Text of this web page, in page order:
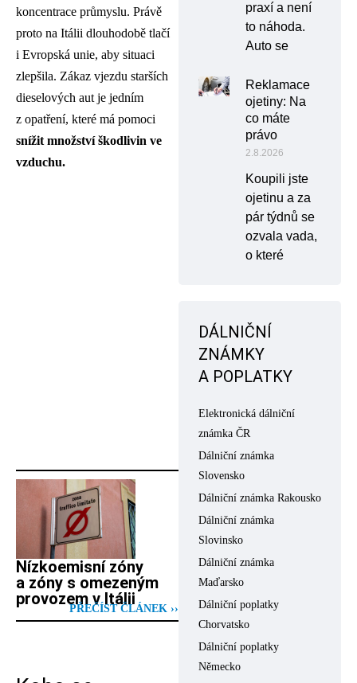
koncentrace průmyslu. Právě
proto na Itálii dlouhodobě tlačí
i Evropská unie, aby situaci
zlepšila. Zákaz vjezdu starších
dieselových aut je jedním
z opatření, které má pomoci
snížit množství škodlivin ve
vzduchu.
Nízkoemisní zóny
a zóny s omezeným
provozem v Itálii
PŘEČÍST ČLÁNEK ››
praxí a není
to náhoda.
Auto se
Reklamace
ojetiny: Na
co máte
právo
2.8.2026
Koupili jste
ojetinu a za
pár týdnů se
ozvala vada,
o které
DÁLNIČNÍ
ZNÁMKY
A POPLATKY
Elektronická dálniční
známka ČR
Dálniční známka
Slovensko
Dálniční známka Rakousko
Dálniční známka
Slovinsko
Dálniční známka
Maďarsko
Dálniční poplatky
Chorvatsko
Dálniční poplatky
Německo